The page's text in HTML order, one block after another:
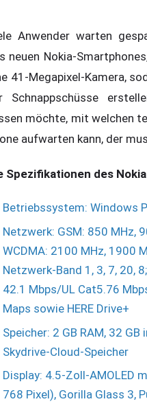
Anwender warten
neuen Nokia-
41-Megapixel-Kamera,
Schnappschüsse
möchte, mit welchen
aufwarten kann, der
Spezifikationen des
Betriebssystem: Windows
Netzwerk: GSM: 850 MHz,
WCDMA: 2100 MHz, 1900
Netzwerk-Band 1, 3, 7, 20,
42.1 Mbps/UL Cat5.76
Maps sowie HERE Drive+
Speicher: 2 GB RAM, 32 GB
Skydrive-Cloud-Speicher
Display: 4.5-Zoll-AMOLED
768 Pixel), Gorilla Glass 3,